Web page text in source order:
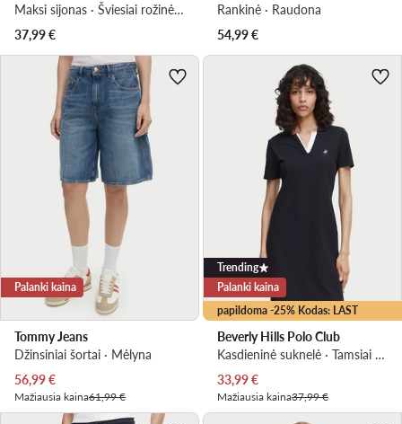
Maksi sijonas · Šviesiai rožinė · Maksi
37,99€
Rankinė · Raudona
54,99€
Palanki kaina
Tommy Jeans
Džinsiniai šortai · Mėlyna
Dabartinė kaina
56,99€
Mažiausia kaina61,99 €
papildoma -25% Kodas: LAST
Trending
Palanki kaina
Beverly Hills Polo Club
Kasdieninė suknelė · Tamsiai mėlyna · Mini
Dabartinė kaina
33,99€
Mažiausia kaina37,99 €